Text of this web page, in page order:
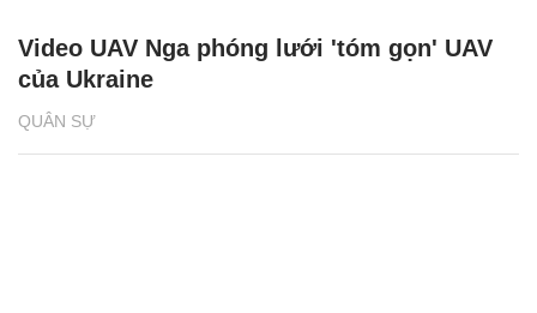
QUÂN SỰ
Video UAV Nga phóng lưới 'tóm gọn' UAV
của Ukraine